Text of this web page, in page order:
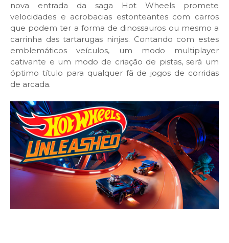
nova entrada da saga Hot Wheels promete
velocidades e acrobacias estonteantes com carros
que podem ter a forma de dinossauros ou mesmo a
carrinha das tartarugas ninjas. Contando com estes
emblemáticos veículos, um modo multiplayer
cativante e um modo de criação de pistas, será um
óptimo título para qualquer fã de jogos de corridas
de arcada.